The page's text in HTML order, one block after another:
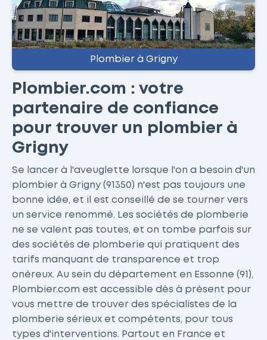
Plombier à Grigny
Plombier.com : votre
partenaire de confiance
pour trouver un plombier à
Grigny
Se lancer à l'aveuglette lorsque l'on a besoin d'un
plombier à Grigny (91350) n'est pas toujours une
bonne idée, et il est conseillé de se tourner vers
un service renommé. Les sociétés de plomberie
ne se valent pas toutes, et on tombe parfois sur
des sociétés de plomberie qui pratiquent des
tarifs manquant de transparence et trop
onéreux. Au sein du département en Essonne (91),
Plombier.com est accessible dès à présent pour
vous mettre de trouver des spécialistes de la
plomberie sérieux et compétents, pour tous
types d'interventions. Partout en France et